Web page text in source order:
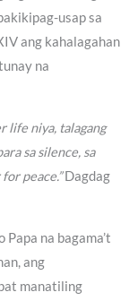
usap sa
ang kahalagahan
na
life niya, talagang
sa silence, sa
peace.”Dagdag
na bagama’t
ang
manatiling